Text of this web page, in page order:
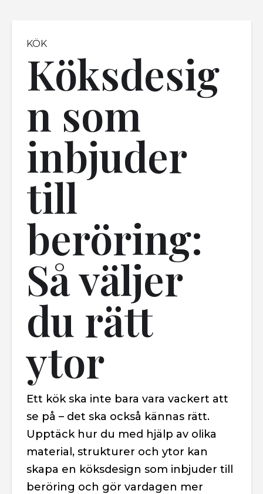
Köksdesig
n som
inbjuder
till
beröring:
Så väljer
du rätt
ytor
KÖK
Ett kök ska inte bara vara vackert att
se på – det ska också kännas rätt.
Upptäck hur du med hjälp av olika
material, strukturer och ytor kan
skapa en köksdesign som inbjuder till
beröring och gör vardagen mer